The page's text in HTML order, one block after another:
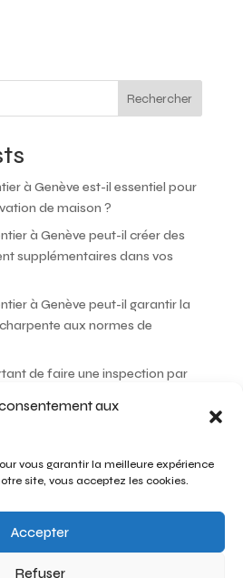
aux
vous garantir la meilleure expérience
site, vous acceptez les cookies.
Accepter
Refuser
Rechercher
à Genève est-il essentiel pour
de maison ?
à Genève peut-il créer des
supplémentaires dans vos
à Genève peut-il garantir la
aux normes de
de faire une inspection par
à Genève peut-il choisir les